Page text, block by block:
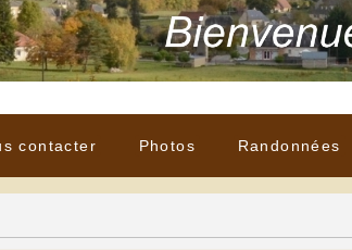
contacter Photos Randonnées